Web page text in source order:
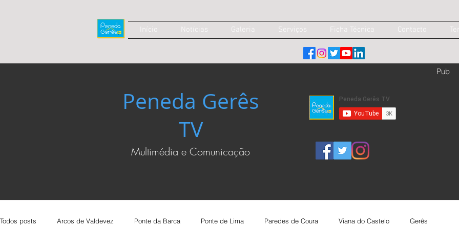
Início Notícias Galeria Serviços Ficha Técnica Contacto
Peneda Gerês
TV
Multimédia e Comunicação
Pub
Todos posts Arcos de Valdevez Ponte da Barca Ponte de Lima Paredes de Coura Viana do Castelo Gerês